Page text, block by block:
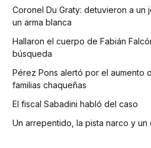
Coronel Du Graty: detuvieron a un
un arma blanca
Hallaron el cuerpo de Fabián
búsqueda
Pérez Pons alertó por el aumento
familias chaqueñas
El fiscal Sabadini habló del caso
Un arrepentido, la pista narco y